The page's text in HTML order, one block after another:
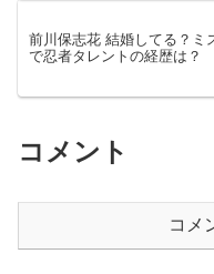
前川保志花 結婚してる？ミ
で忍者タレントの経歴は？
コメント
コメ